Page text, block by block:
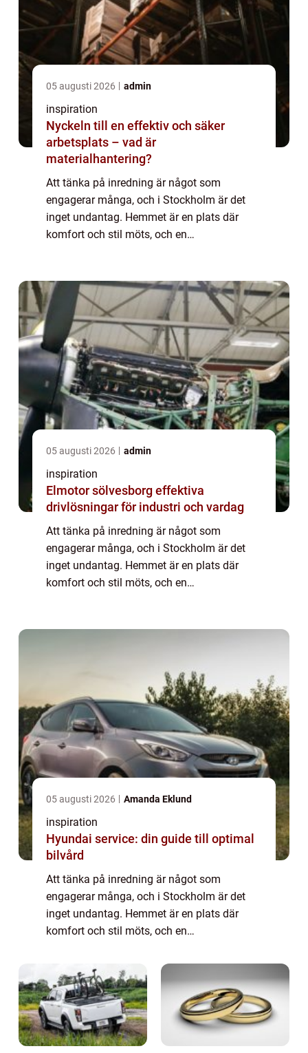
05 augusti 2026 admin
inspiration
Nyckeln till en effektiv och säker
arbetsplats – vad är
materialhantering?
Att tänka på inredning är något som
engagerar många, och i Stockholm är det
inget undantag. Hemmet är en plats där
komfort och stil möts, och en
05 augusti 2026 admin
inspiration
Elmotor sölvesborg effektiva
drivlösningar för industri och vardag
Att tänka på inredning är något som
engagerar många, och i Stockholm är det
inget undantag. Hemmet är en plats där
komfort och stil möts, och en
05 augusti 2026 Amanda Eklund
inspiration
Hyundai service: din guide till optimal
bilvård
Att tänka på inredning är något som
engagerar många, och i Stockholm är det
inget undantag. Hemmet är en plats där
komfort och stil möts, och en